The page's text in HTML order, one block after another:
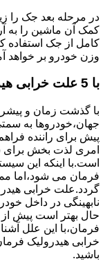
در مرحله بعد جک را
کمک آن ماشین را به
کامل از جک استفاده
وزن خودرو بر خواهد
با 5 علت خرابی هیدرولیک فرمان آشنا شوید
با گذشت زمان و
جهان،خودروها به
پیش برای راننده
امری لذت بخش برای
است.با اینکه این
فرمان می شود،اما
گردد.علت خرابی
نابهینگی در داخل
حال بهتر است پیش از
خرابی هیدرولیک
باشید.